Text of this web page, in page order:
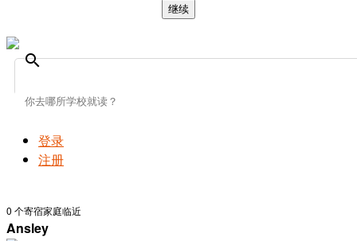
继续
search
登录
注册
0 个寄宿家庭临近
Ansley